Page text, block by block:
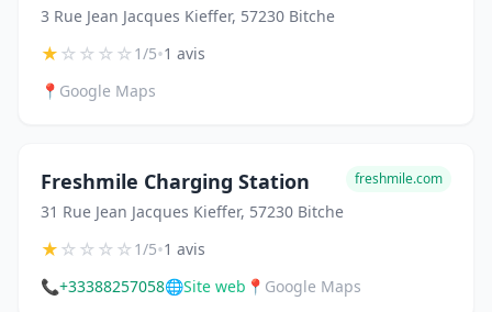
3 Rue Jean Jacques Kieffer, 57230 Bitche
★☆☆☆☆1/5•1 avis
📍 Google Maps
Freshmile Charging Station
31 Rue Jean Jacques Kieffer, 57230 Bitche
freshmile.com
★☆☆☆☆1/5•1 avis
📞+33388257058🌐Site web 📍 Google Maps